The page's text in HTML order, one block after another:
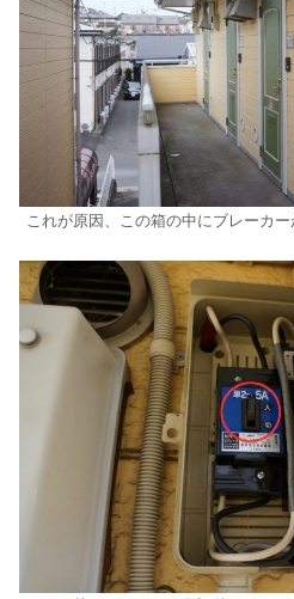
これが原因、この箱の中にブレーカー